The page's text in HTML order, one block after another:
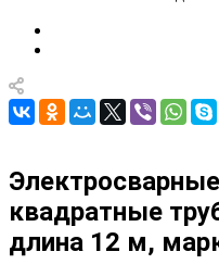
квадратные
длина 12 м,